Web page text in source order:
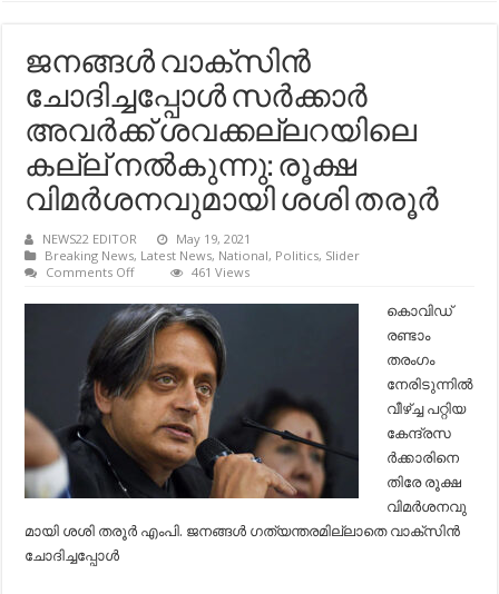
ജനങ്ങള്‍ വാക്‌സിന്‍
ചോദിച്ചപ്പോള്‍ സര്‍ക്കാര്‍
അവര്‍ക്ക് ശവക്കല്ലറയിലെ
കല്ല് നല്‍കുന്നു: രൂക്ഷ
വിമര്‍ശനവുമായി ശശി തരൂര്‍
NEWS22 EDITOR
May 19, 2021
Breaking News, Latest News, National, Politics, Slider
Comments Offon
വാക്‌സിന്‍
ചോദിച്ചപ്പോള്‍
സര്‍ക്കാര്‍
അവര്‍ക്ക്
ശവക്കല്ലറയിലെ
കല്ല്
നല്‍കുന്നു:
രൂക്ഷ
വിമര്‍ശനവുമായി
ശശി
തരൂര്‍
461 Views
കൊവിഡ്
രണ്ടാം
തരംഗം
നേരിടുന്നില്‍
വീഴ്ച്ച പറ്റിയ
കേന്ദ്രസ
ര്‍ക്കാരിനെ
തിരേ രൂക്ഷ
വിമര്‍ശനവു
മായി ശശി തരൂര്‍ എംപി. ജനങ്ങള്‍ ഗത്യന്തരമില്ലാതെ വാക്‌സിന്‍
ചോദിച്ചപ്പോള്‍